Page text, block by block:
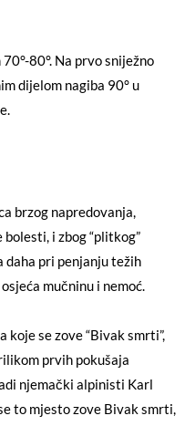
80°. Na prvo sniježno
dijelom nagiba 90° u
brzog napredovanja,
i zbog “plitkog”
daha pri penjanju težih
mučninu i nemoć.
koje se zove “Bivak smrti”,
prvih pokušaja
njemački alpinisti Karl
to mjesto zove Bivak smrti,